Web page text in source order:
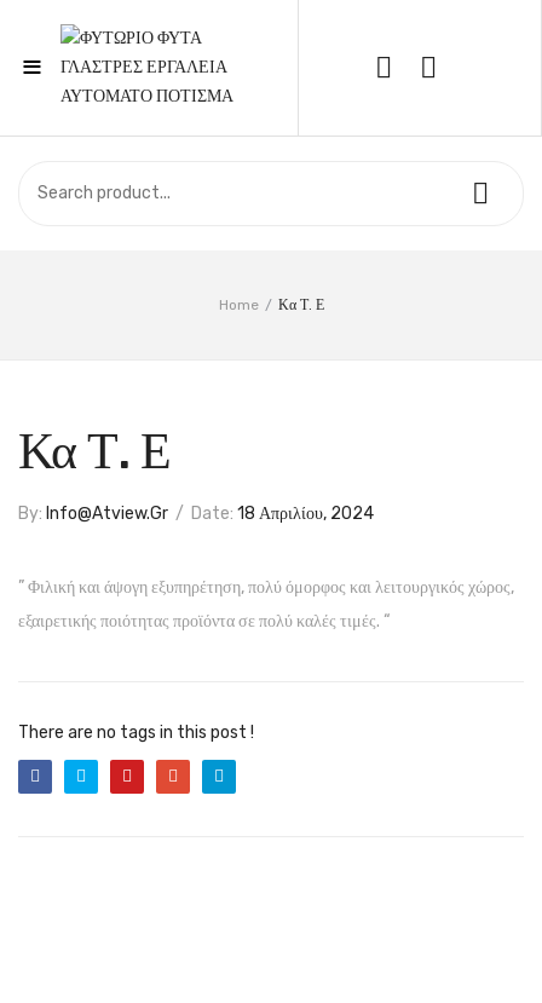
≡
Call Support: 210 6857844
ΣΧΕΤΙΚΆ ΜΕ ΕΜΆΣ
Home / Κα Τ. Ε
Κα Τ. Ε
By: Info@atview.gr / Date: 18 Απριλίου, 2024
” Φιλική και άψογη εξυπηρέτηση, πολύ όμορφος και λειτουργικός χώρος,
εξαιρετικής ποιότητας προϊόντα σε πολύ καλές τιμές. “
There are no tags in this post !